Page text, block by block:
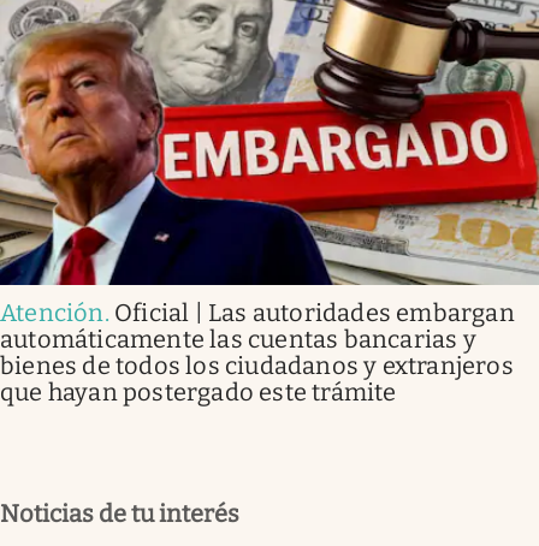
Atención. Oficial | Las autoridades embargan
automáticamente las cuentas bancarias y
bienes de todos los ciudadanos y extranjeros
que hayan postergado este trámite
Noticias de tu interés